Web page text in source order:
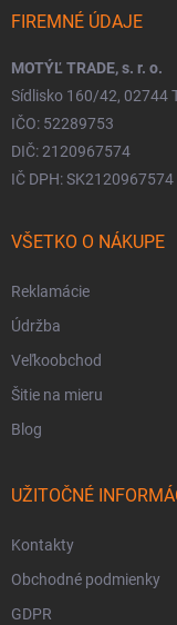
FIREMNÉ ÚDAJE
MOTÝĽ TRADE, s. r. o.
Sídlisko 160/42, 02744
IČO: 52289753
DIČ: 2120967574
IČ DPH: SK2120967574
VŠETKO O NÁKUPE
Reklamácie
Údržba
Veľkoobchod
Šitie na mieru
Blog
UŽITOČNÉ
Kontakty
Obchodné podmienky
GDPR